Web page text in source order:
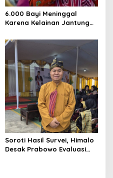
6.000 Bayi Meninggal
Karena Kelainan Jantung
Pemerataan Operasi
Jantung Anak
Soroti Hasil Survei, Himalo
Desak Prabowo Evaluasi